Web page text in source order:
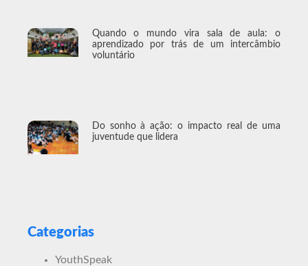
Quando o mundo vira sala de aula: o
aprendizado por trás de um intercâmbio
voluntário
Do sonho à ação: o impacto real de uma
juventude que lidera
Categorias
YouthSpeak